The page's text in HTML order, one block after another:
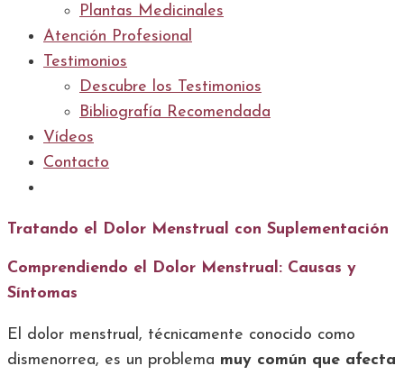
Plantas Medicinales
Atención Profesional
Testimonios
Descubre los Testimonios
Bibliografía Recomendada
Vídeos
Contacto
Tratando el Dolor Menstrual con Suplementación
Comprendiendo el Dolor Menstrual: Causas y
Síntomas
El dolor menstrual, técnicamente conocido como
dismenorrea, es un problema muy común que afecta